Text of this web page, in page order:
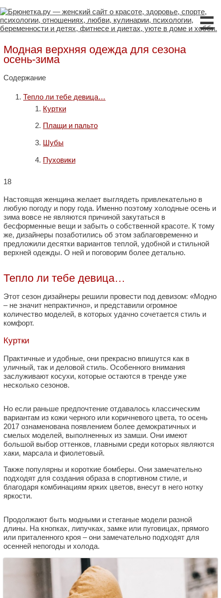
☰
Модная верхняя одежда для сезона
осень-зима
Содержание
Тепло ли тебе девица…
Куртки
Плащи и пальто
Шубы
Пуховики
18
Настоящая женщина желает выглядеть привлекательно в
любую погоду и пору года. Именно поэтому холодные осень и
зима вовсе не являются причиной закутаться в
бесформенные вещи и забыть о собственной красоте. К тому
же, дизайнеры позаботились об этом заблаговременно и
предложили десятки вариантов теплой, удобной и стильной
верхней одежды. О ней и поговорим более детально.
Тепло ли тебе девица…
Этот сезон дизайнеры решили провести под девизом: «Модно
– не значит непрактично», и представили огромное
количество моделей, в которых удачно сочетается стиль и
комфорт.
Куртки
Практичные и удобные, они прекрасно впишутся как в
уличный, так и деловой стиль. Особенного внимания
заслуживают косухи, которые остаются в тренде уже
несколько сезонов.
Но если раньше предпочтение отдавалось классическим
вариантам из кожи черного или коричневого цвета, то осень
2017 ознаменована появлением более демократичных и
смелых моделей, выполненных из замши. Они имеют
большой выбор оттенков, главными среди которых являются
хаки, марсала и фиолетовый.
Также популярны и короткие бомберы. Они замечательно
подходят для создания образа в спортивном стиле, и
благодаря комбинациям ярких цветов, внесут в него нотку
яркости.
Продолжают быть модными и стеганые модели разной
длины. На кнопках, липучках, замке или пуговицах, прямого
или приталенного кроя – они замечательно подходят для
осенней непогоды и холода.